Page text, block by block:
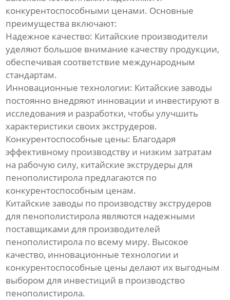
Линия для однослойных
гофрированных труб
Линия по производству труб
из ПВХ
Линия по производству
профилей из ПВХ
Экструзионная линия по
производству био-
наполнителей из
полиэтилена
Линия по производству
пластиковых плит
Линия по производству
пустотелых сотовых плит
Оборудование для
производства сварочного
прутка из ПНД
конкурентоспособными ценами. Основные
преимущества включают:
Надежное качество: Китайские производители
уделяют большое внимание качеству продукции,
обеспечивая соответствие международным
стандартам.
Инновационные технологии: Китайские заводы
постоянно внедряют инновации и инвестируют в
исследования и разработки, чтобы улучшить
характеристики своих экструдеров.
Конкурентоспособные цены: Благодаря
эффективному производству и низким затратам
на рабочую силу, китайские экструдеры для
пенополистирола предлагаются по
конкурентоспособным ценам.
Китайские заводы по производству экструдеров
для пенополистирола являются надежными
поставщиками для производителей
пенополистирола по всему миру. Высокое
качество, инновационные технологии и
конкурентоспособные цены делают их выгодным
выбором для инвестиций в производство
пенополистирола.